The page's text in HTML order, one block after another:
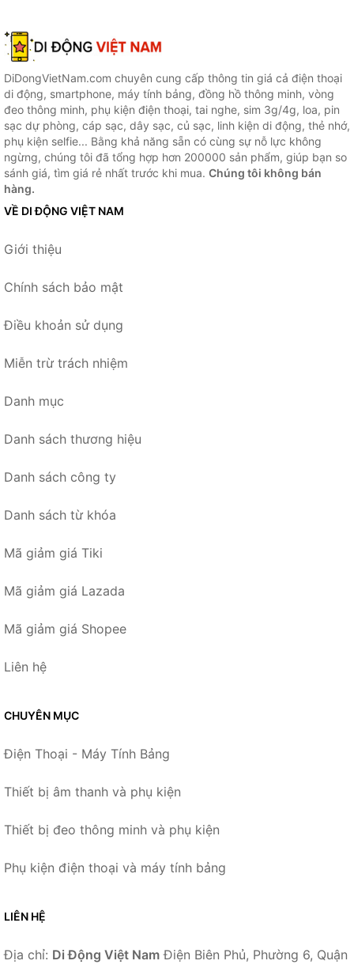
DiDongVietNam.com chuyên cung cấp thông tin giá cả điện thoại
di động, smartphone, máy tính bảng, đồng hồ thông minh, vòng
đeo thông minh, phụ kiện điện thoại, tai nghe, sim 3g/4g, loa, pin
sạc dự phòng, cáp sạc, dây sạc, củ sạc, linh kiện di động, thẻ nhớ,
phụ kiện selfie... Bằng khả năng sẵn có cùng sự nỗ lực không
ngừng, chúng tôi đã tổng hợp hơn 200000 sản phẩm, giúp bạn so
sánh giá, tìm giá rẻ nhất trước khi mua. Chúng tôi không bán
hàng.
VỀ DI ĐỘNG VIỆT NAM
Giới thiệu
Chính sách bảo mật
Điều khoản sử dụng
Miễn trừ trách nhiệm
Danh mục
Danh sách thương hiệu
Danh sách công ty
Danh sách từ khóa
Mã giảm giá Tiki
Mã giảm giá Lazada
Mã giảm giá Shopee
Liên hệ
CHUYÊN MỤC
Điện Thoại - Máy Tính Bảng
Thiết bị âm thanh và phụ kiện
Thiết bị đeo thông minh và phụ kiện
Phụ kiện điện thoại và máy tính bảng
LIÊN HỆ
Địa chỉ: Di Động Việt Nam Điện Biên Phủ, Phường 6, Quận